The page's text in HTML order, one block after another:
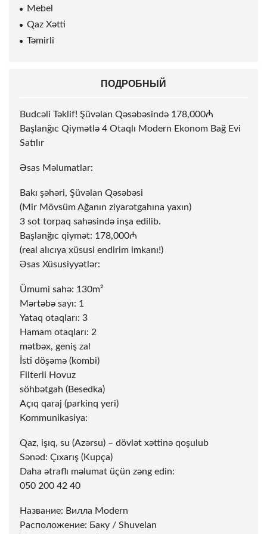
Mebel
Qaz Xətti
Təmirli
ПОДРОБНЫЙ
Budcəli Təklif! Şüvəlan Qəsəbəsində 178,000₼
Başlanğıc Qiymətlə 4 Otaqlı Modern Ekonom Bağ Evi
Satılır
Əsas Məlumatlar:
Bakı şəhəri, Şüvəlan Qəsəbəsi
(Mir Mövsüm Ağanın ziyarətgahına yaxın)
3 sot torpaq sahəsində inşa edilib.
Başlanğıc qiymət: 178,000₼
(real alıcıya xüsusi endirim imkanı!)
Əsas Xüsusiyyətlər:
Ümumi sahə: 130m²
Mərtəbə sayı: 1
Yataq otaqları: 3
Hamam otaqları: 2
mətbəx, geniş zal
İsti döşəmə (kombi)
Filterli Hovuz
söhbətgah (Besedka)
Açıq qaraj (parkinq yeri)
Kommunikasiya:
Qaz, işıq, su (Azərsu) – dövlət xəttinə qoşulub
Sənəd: Çıxarış (Kupça)
Daha ətraflı məlumat üçün zəng edin:
050 200 42 40
Название: Вилла Modern
Расположение: Баку / Shuvelan